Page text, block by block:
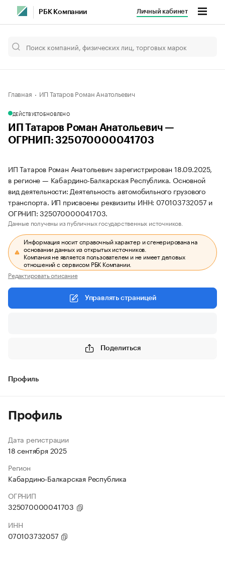
РБК Компании Личный кабинет
Главная ИП Татаров Роман Анатольевич
ДЕЙСТВУЕТОБНОВЛЕНО
ИП Татаров Роман Анатольевич —
ОГРНИП: 325070000041703
ИП Татаров Роман Анатольевич зарегистрирован 18.09.2025,
в регионе — Кабардино-Балкарская Республика. Основной
вид деятельности: Деятельность автомобильного грузового
транспорта. ИП присвоены реквизиты ИНН: 070103732057 и
ОГРНИП: 325070000041703.
Данные получены из публичных государственных источников.
Информация носит справочный характер и сгенерирована на
основании данных из открытых источников.
Компания не является пользователем и не имеет деловых
отношений с сервисом РБК Компании.
Редактировать описание
Управлять страницей
Поделиться
Профиль
Профиль
Дата регистрации
18 сентября 2025
Регион
Кабардино-Балкарская Республика
ОГРНИП
325070000041703
ИНН
070103732057